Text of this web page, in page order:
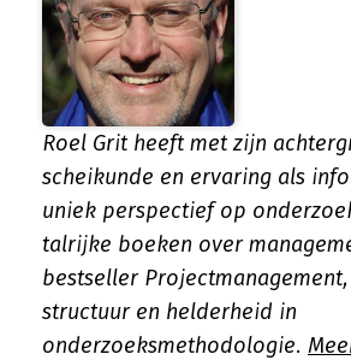
Roel Grit heeft met zijn
scheikunde en ervaring als
uniek perspectief op
talrijke boeken over
bestseller
structuur en helderheid in
onderzoeksmethodologie.